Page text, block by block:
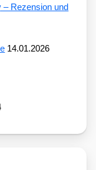
– Rezension und
14.01.2026